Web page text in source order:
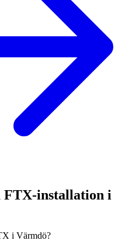
FTX-installation i
i Värmdö?